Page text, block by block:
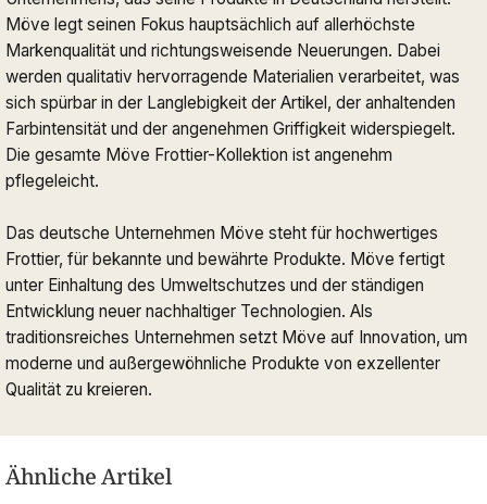
Möve legt seinen Fokus hauptsächlich auf allerhöchste
Markenqualität und richtungsweisende Neuerungen. Dabei
werden qualitativ hervorragende Materialien verarbeitet, was
sich spürbar in der Langlebigkeit der Artikel, der anhaltenden
Farbintensität und der angenehmen Griffigkeit widerspiegelt.
Die gesamte Möve Frottier-Kollektion ist angenehm
pflegeleicht.
Das deutsche Unternehmen Möve steht für hochwertiges
Frottier, für bekannte und bewährte Produkte. Möve fertigt
unter Einhaltung des Umweltschutzes und der ständigen
Entwicklung neuer nachhaltiger Technologien. Als
traditionsreiches Unternehmen setzt Möve auf Innovation, um
moderne und außergewöhnliche Produkte von exzellenter
Qualität zu kreieren.
Ähnliche Artikel